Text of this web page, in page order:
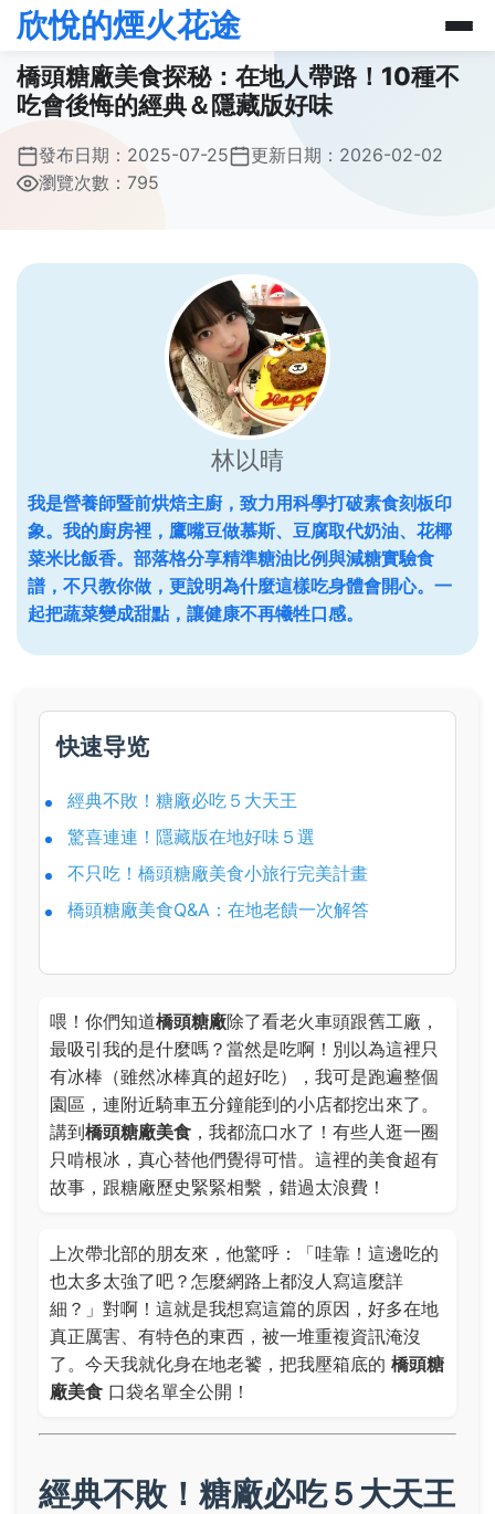
欣悅的煙火花途
橋頭糖廠美食探秘：在地人帶路！10種不
吃會後悔的經典＆隱藏版好味
發布日期： 2025-07-25 更新日期： 2026-02-02
瀏覽次數：795
林以晴
我是營養師暨前烘焙主廚，致力用科學打破素食刻板印
象。我的廚房裡，鷹嘴豆做慕斯、豆腐取代奶油、花椰
菜米比飯香。部落格分享精準糖油比例與減糖實驗食
譜，不只教你做，更說明為什麼這樣吃身體會開心。一
起把蔬菜變成甜點，讓健康不再犧牲口感。
快速导览
經典不敗！糖廠必吃５大天王
驚喜連連！隱藏版在地好味５選
不只吃！橋頭糖廠美食小旅行完美計畫
橋頭糖廠美食Q&A：在地老饋一次解答
喂！你們知道橋頭糖廠除了看老火車頭跟舊工廠，
最吸引我的是什麼嗎？當然是吃啊！別以為這裡只
有冰棒（雖然冰棒真的超好吃），我可是跑遍整個
園區，連附近騎車五分鐘能到的小店都挖出來了。
講到橋頭糖廠美食 ，我都流口水了！有些人逛一圈
只啃根冰，真心替他們覺得可惜。這裡的美食超有
故事，跟糖廠歷史緊緊相繫，錯過太浪費！
上次帶北部的朋友來，他驚呼：「哇靠！這邊吃的
也太多太強了吧？怎麼網路上都沒人寫這麼詳
細？」對啊！這就是我想寫這篇的原因，好多在地
真正厲害、有特色的東西，被一堆重複資訊淹沒
了。今天我就化身在地老饕，把我壓箱底的 橋頭糖
廠美食 口袋名單全公開！
經典不敗！糖廠必吃５大天王